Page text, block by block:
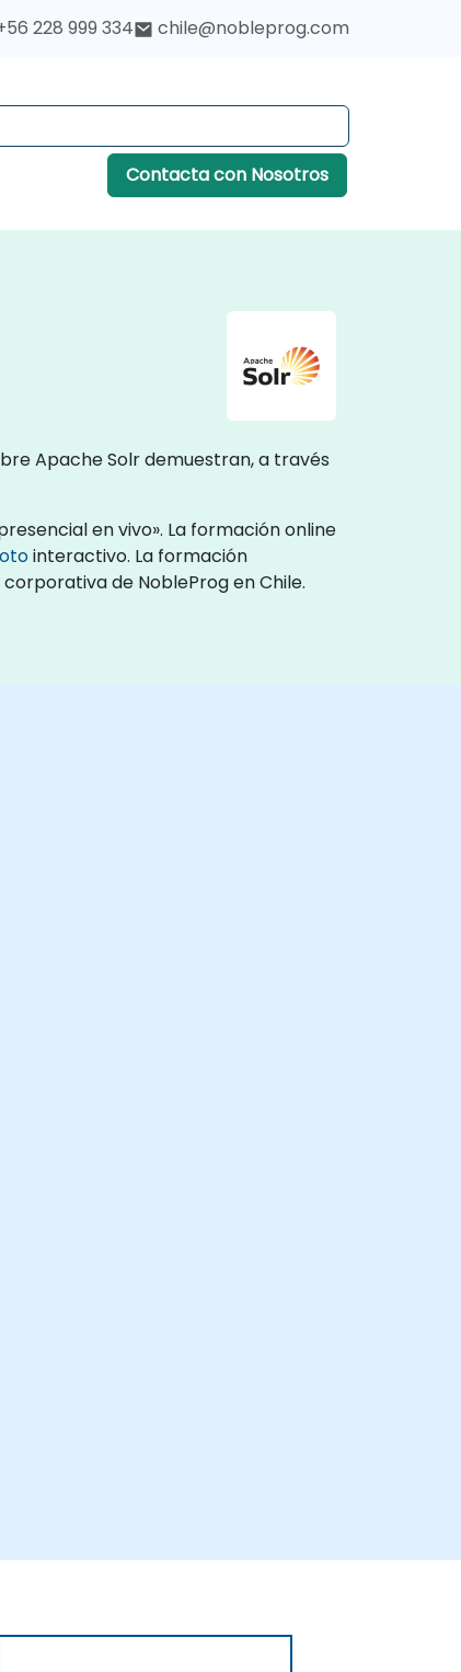
228 999 334 chile@nobleprog.com
Contacta con Nosotros
Apache Solr demuestran, a través
en vivo». La formación online
interactivo. La formación
de NobleProg en Chile.